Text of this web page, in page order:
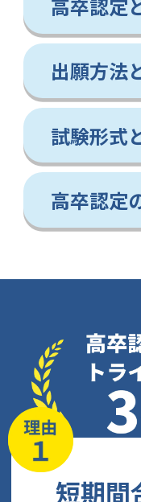
高卒認定
出願方法
試験形式
高卒認定
短期間